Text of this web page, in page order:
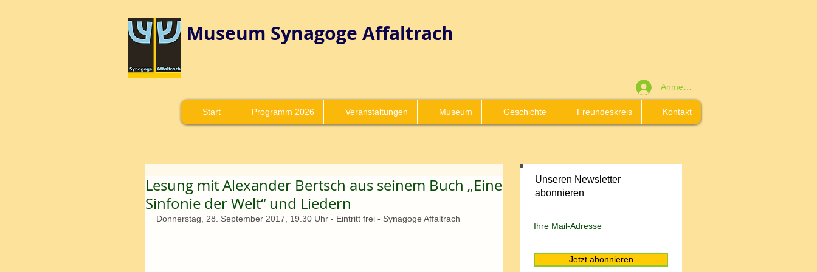
Museum Synagoge Affaltrach
Anmelden
Start Programm 2026 Veranstaltungen Museum Geschichte Freundeskreis Kontakt
Lesung mit Alexander Bertsch aus seinem Buch „Eine
Sinfonie der Welt“ und Liedern
Donnerstag, 28. September 2017, 19.30 Uhr - Eintritt frei - Synagoge Affaltrach
Unseren Newsletter
abonnieren
Jetzt abonnieren